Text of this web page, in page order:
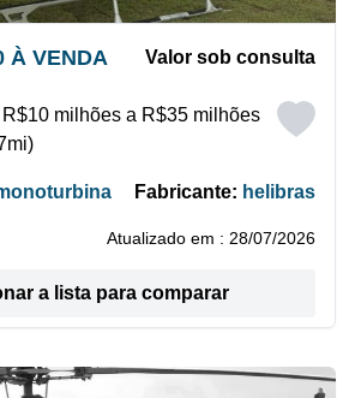
À VENDA Valor sob consulta
R$10 milhões a R$35 milhões
Fabricante: helibras
Atualizado em : 28/07/2026
a lista para comparar